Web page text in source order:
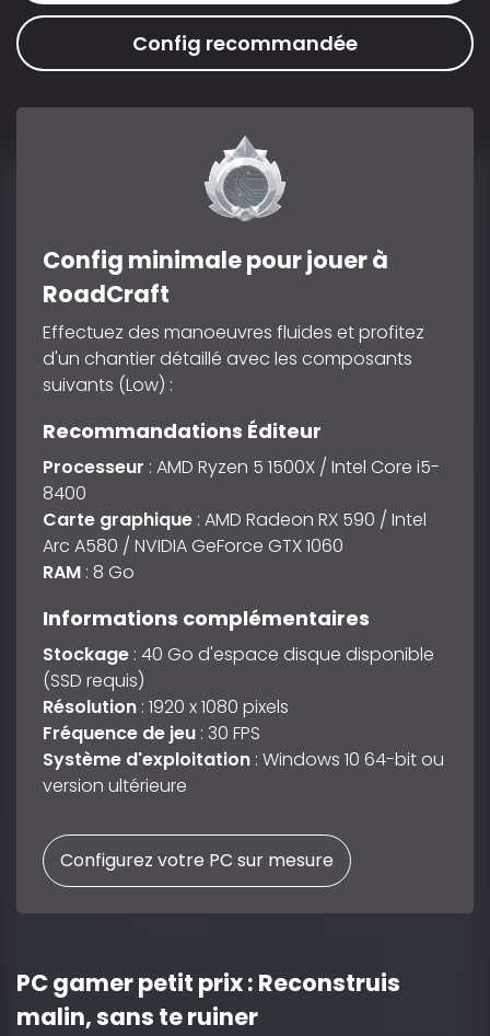
Config recommandée
Config minimale pour jouer à
RoadCraft
Effectuez des manoeuvres fluides et profitez
d'un chantier détaillé avec les composants
suivants (Low) :
Recommandations Éditeur
Processeur : AMD Ryzen 5 1500X / Intel Core i5-
8400
Carte graphique : AMD Radeon RX 590 / Intel
Arc A580 / NVIDIA GeForce GTX 1060
RAM : 8 Go
Informations complémentaires
Stockage : 40 Go d'espace disque disponible
(SSD requis)
Résolution : 1920 x 1080 pixels
Fréquence de jeu : 30 FPS
Système d'exploitation : Windows 10 64-bit ou
version ultérieure
Configurez votre PC sur mesure
PC gamer petit prix : Reconstruis
malin, sans te ruiner